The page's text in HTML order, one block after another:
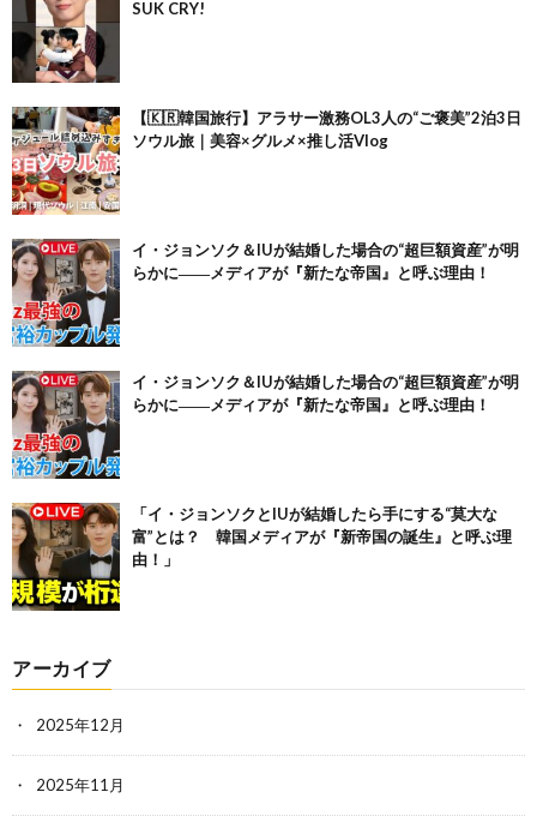
SUK CRY!
【🇰🇷韓国旅行】アラサー激務OL3人の“ご褒美”2泊3日
ソウル旅｜美容×グルメ×推し活Vlog
イ・ジョンソク＆IUが結婚した場合の“超巨額資産”が明
らかに――メディアが『新たな帝国』と呼ぶ理由！
イ・ジョンソク＆IUが結婚した場合の“超巨額資産”が明
らかに――メディアが『新たな帝国』と呼ぶ理由！
「イ・ジョンソクとIUが結婚したら手にする“莫大な
富”とは？ 韓国メディアが『新帝国の誕生』と呼ぶ理
由！」
アーカイブ
2025年12月
2025年11月